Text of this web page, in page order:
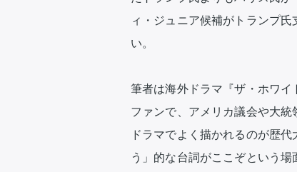
ィ・ジュニア候補がトランプ
い。
筆者は海外ドラマ『ザ・ホワ
ファンで、アメリカ議会や大
ドラマでよく描かれるのが歴
う」的な台詞がここぞという